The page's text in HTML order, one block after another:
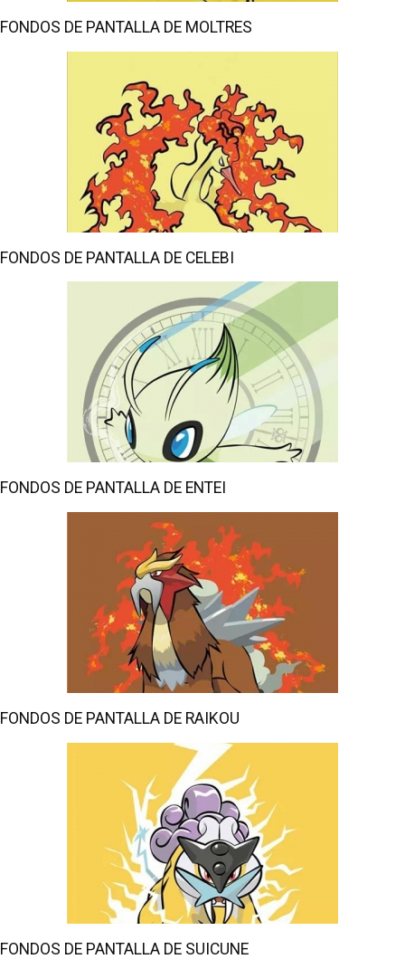
FONDOS DE PANTALLA DE MOLTRES
FONDOS DE PANTALLA DE CELEBI
FONDOS DE PANTALLA DE ENTEI
FONDOS DE PANTALLA DE RAIKOU
FONDOS DE PANTALLA DE SUICUNE